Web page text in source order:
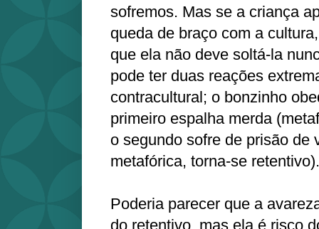
sofremos. Mas se a criança
queda de braço com a
que ela não deve soltá-la
pode ter duas reações
contracultural; o bonzinho
primeiro espalha merda
o segundo sofre de prisão de
metafórica, torna-se retentivo).
Poderia parecer que a
do retentivo, mas ela é risco